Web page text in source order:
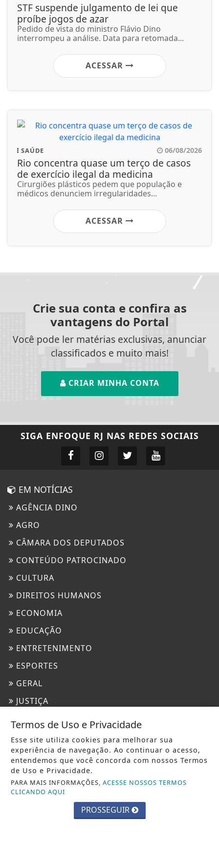
STF suspende julgamento de lei que
proíbe jogos de azar
Pedido de vista do ministro Flávio Dino
interrompeu a análise. Data para retomada...
ACESSAR
SAÚDE 06/08/2026
Rio concentra quase um terço de casos
de exercício ilegal da medicina
Cirurgiões plásticos pedem que população e
médicos denunciem irregularidades...
ACESSAR
Crie sua conta e confira as
vantagens do Portal
Você pode ler matérias exclusivas, anunciar
classificados e muito mais!
CRIAR MINHA CONTA
SIGA ENFOQUE RJ NAS REDES SOCIAIS
EM NOTÍCIAS
AGÊNCIA DINO
AGRO
CÂMARA DOS DEPUTADOS
CONTEÚDO PATROCINADO
CULTURA
DIREITOS HUMANOS
ECONOMIA
EDUCAÇÃO
ENTRETENIMENTO
ESPORTES
GERAL
JUSTIÇA
POLICIAL
SAÚDE
TECNOLOGIA & INOVAÇÃO
INFORMAÇÕES
Termos de Uso e Privacidade
Esse site utiliza cookies para melhorar sua
experiência de navegação. Ao continuar o acesso,
entendemos que você concorda com nossos Termos
de Uso e Privacidade.
PARA MAIS INFORMAÇÕES,ACESSE NOSSOS TERMOS
CLICANDO AQUI
PROSSEGUIR